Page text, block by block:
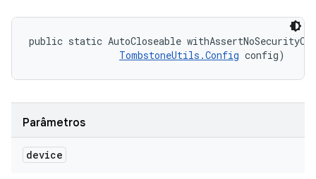
public static AutoCloseable
TombstoneUtils.Config config)
Parâmetros
device